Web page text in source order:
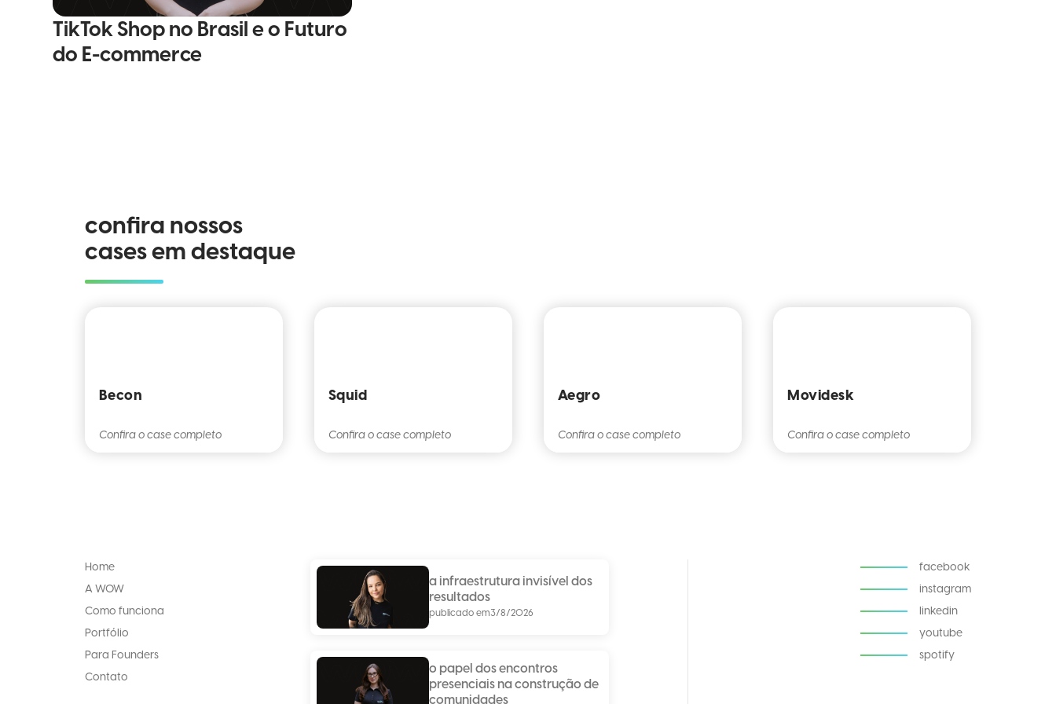
TikTok Shop no Brasil e o Futuro
do E-commerce
confira nossos
cases em destaque
Becon
Confira o case completo
Squid
Confira o case completo
Aegro
Confira o case completo
Movidesk
Confira o case completo
Home
A WOW
Como funciona
Portfólio
Para Founders
Contato
a infraestrutura invisível dos
resultados
publicado em3/8/2026
o papel dos encontros
presenciais na construção de
comunidades
facebook
instagram
linkedin
youtube
spotify